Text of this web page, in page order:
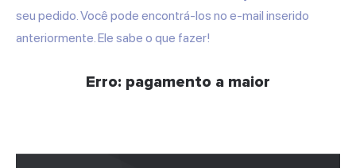
seu pedido. Você pode encontrá-los no e-mail inserido
anteriormente. Ele sabe o que fazer!
Erro: pagamento a maior